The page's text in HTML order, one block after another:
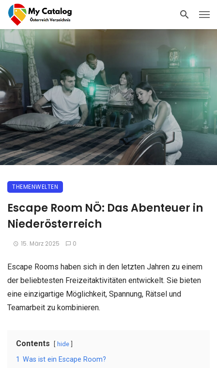
THEMENWELTEN
Escape Room NÖ: Das Abenteuer in
Niederösterreich
15. März 2025 0
Escape Rooms haben sich in den letzten Jahren zu einem
der beliebtesten Freizeitaktivitäten entwickelt. Sie bieten
eine einzigartige Möglichkeit, Spannung, Rätsel und
Teamarbeit zu kombinieren.
Contents hide
1 Was ist ein Escape Room?